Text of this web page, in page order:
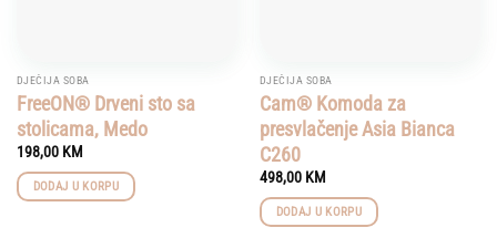
DJEČIJA SOBA
FreeON® Drveni sto sa
stolicama, Medo
198,00 KM
DODAJ U KORPU
DJEČIJA SOBA
Cam® Komoda za
presvlačenje Asia Bianca
C260
498,00 KM
DODAJ U KORPU